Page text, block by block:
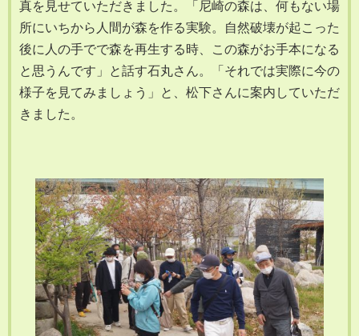
真を見せていただきました。「尼崎の森は、何もない場
所にいちから人間が森を作る実験。自然破壊が起こった
後に人の手でで森を再生する時、この森がお手本になる
と思うんです」と話す石丸さん。「それでは実際に今の
様子を見てみましょう」と、松下さんに案内していただ
きました。